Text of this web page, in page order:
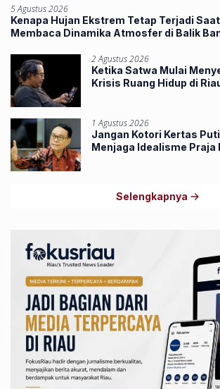
5 Agustus 2026
Kenapa Hujan Ekstrem Tetap Terjadi
Membaca Dinamika Atmosfer di Balik
2 Agustus 2026
Ketika Satwa Mulai
Krisis Ruang Hidup di
1 Agustus 2026
Jangan Kotori Kertas
Menjaga Idealisme Praja
Selengkapnya